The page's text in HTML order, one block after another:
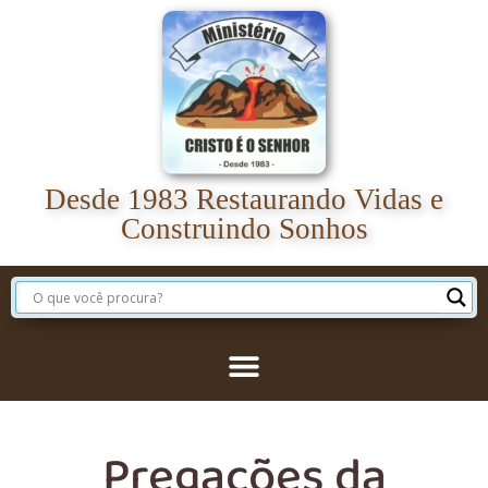
Desde 1983 Restaurando Vidas e
Construindo Sonhos